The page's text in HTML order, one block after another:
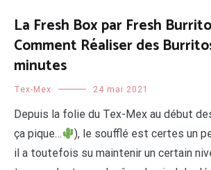
La Fresh Box par Fresh
Comment Réaliser des
minutes
Tex-Mex 24 mai 2021
Depuis la folie du Tex-Mex au début
ça pique…
), le soufflé est certes un
il a toutefois su maintenir un certain